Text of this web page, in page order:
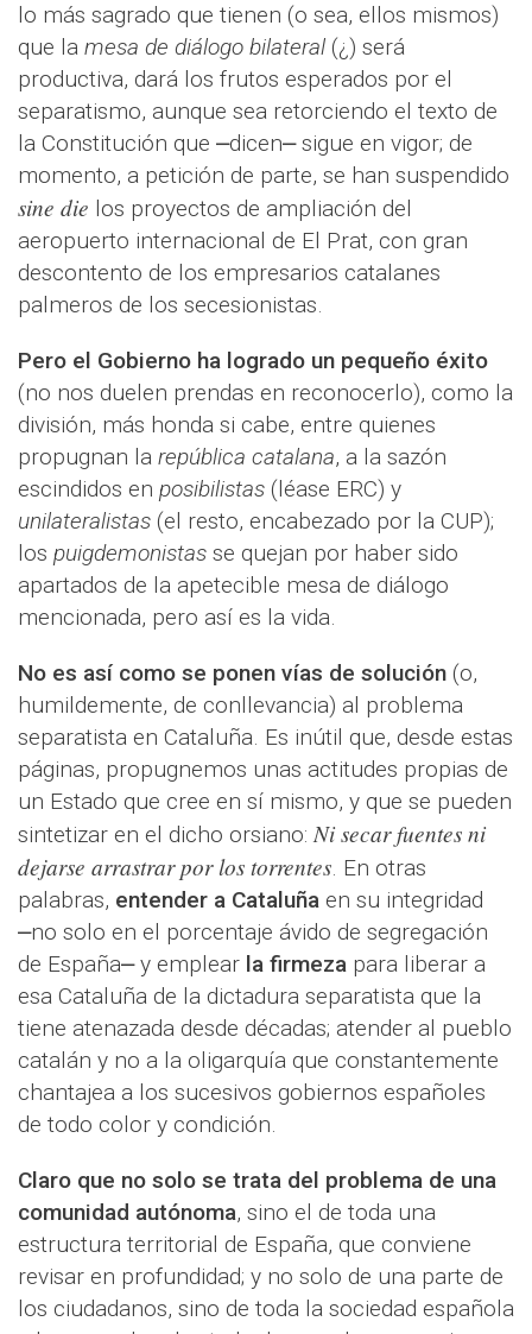
lo más sagrado que tienen (o sea, ellos mismos)
que la mesa de diálogo bilateral (¿) será
productiva, dará los frutos esperados por el
separatismo, aunque sea retorciendo el texto de
la Constitución que ⎼dicen⎼ sigue en vigor; de
momento, a petición de parte, se han suspendido
sine die los proyectos de ampliación del
aeropuerto internacional de El Prat, con gran
descontento de los empresarios catalanes
palmeros de los secesionistas.
Pero el Gobierno ha logrado un pequeño éxito
(no nos duelen prendas en reconocerlo), como la
división, más honda si cabe, entre quienes
propugnan la república catalana, a la sazón
escindidos en posibilistas (léase ERC) y
unilateralistas (el resto, encabezado por la CUP);
los puigdemonistas se quejan por haber sido
apartados de la apetecible mesa de diálogo
mencionada, pero así es la vida.
No es así como se ponen vías de solución (o,
humildemente, de conllevancia) al problema
separatista en Cataluña. Es inútil que, desde estas
páginas, propugnemos unas actitudes propias de
un Estado que cree en sí mismo, y que se pueden
sintetizar en el dicho orsiano:Ni secar fuentes ni
dejarse arrastrar por los torrentes. En otras
palabras, entender a Cataluña en su integridad
⎼no solo en el porcentaje ávido de segregación
de España⎼ y emplear la firmeza para liberar a
esa Cataluña de la dictadura separatista que la
tiene atenazada desde décadas; atender al pueblo
catalán y no a la oligarquía que constantemente
chantajea a los sucesivos gobiernos españoles
de todo color y condición.
Claro que no solo se trata del problema de una
comunidad autónoma, sino el de toda una
estructura territorial de España, que conviene
revisar en profundidad; y no solo de una parte de
los ciudadanos, sino de toda la sociedad española